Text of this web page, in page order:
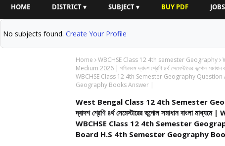
HOME DISTRICT ▾ SUBJECT ▾ BUY PDF
No subjects found. Create Your Profile
Home WBCHSE Class 12 4th semester Geography
Medium 2026 | পশ্চিমবঙ্গ দ্বাদশ শ্রেণি ৪র্থ সেমেস্টারের ভূগোল
WBCHSE Class 12 4th Semester Geography
Geography Books Answer |
West Bengal Class 12 4th Semester
দ্বাদশ শ্রেণি ৪র্থ সেমেস্টারের ভূগোল সমাধান
WBCHSE Class 12 4th Semester
Board H.S 4th Semester Geography